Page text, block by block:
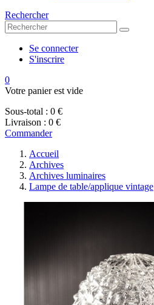
Rechercher
Se connecter
S'inscrire
0
Votre panier est vide
Sous-total : 0 €
Livraison : 0 €
Commander
Accueil
Archives
Archives luminaires
Lampe de table/applique vintage